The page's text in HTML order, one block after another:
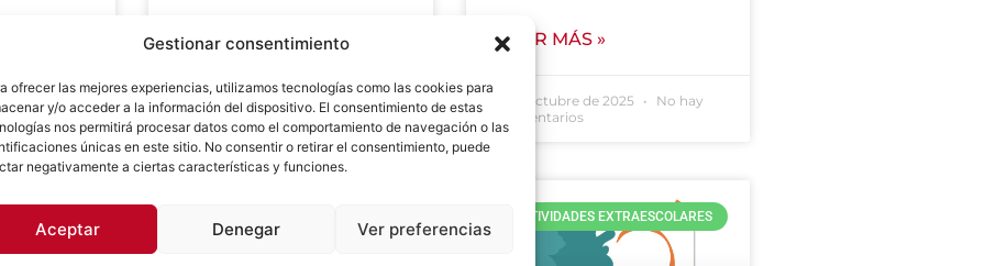
Gestionar consentimiento
ofrecer las mejores experiencias, utilizamos tecnologías como las cookies para
y/o acceder a la información del dispositivo. El consentimiento de estas
nos permitirá procesar datos como el comportamiento de navegación o las
únicas en este sitio. No consentir o retirar el consentimiento, puede
negativamente a ciertas características y funciones.
Aceptar Denegar Ver preferencias
No hay
LEER MÁS »
8 de enero de 2026
No hay
comentarios
LEER MÁS »
1 de octubre de 2025
No hay
comentarios
ACTIVIDADES EXTRAESCOLARES